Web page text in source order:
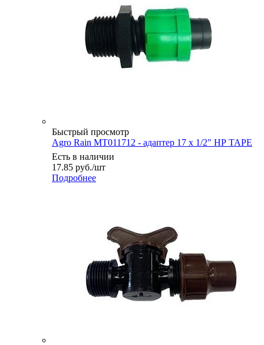
Быстрый просмотр
Agro Rain MT011712 - адаптер 17 х 1/2" НР TAPE
Есть в наличии
17.85 руб./шт
Подробнее